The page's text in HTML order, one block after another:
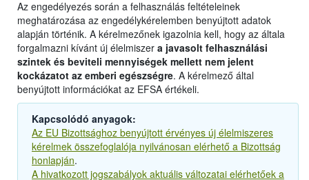
Az engedélyezés során a felhasználás feltételeinek
meghatározása az engedélykérelemben benyújtott adatok
alapján történik. A kérelmezőnek igazolnia kell, hogy az általa
forgalmazni kívánt új élelmiszer a javasolt felhasználási
szintek és beviteli mennyiségek mellett nem jelent
kockázatot az emberi egészségre. A kérelmező által
benyújtott információkat az EFSA értékeli.
Kapcsolódó anyagok:
Az EU Bizottsághoz benyújtott érvényes új élelmiszeres
kérelmek összefoglalója nyilvánosan elérhető a Bizottság
honlapján.
A hivatkozott jogszabályok aktuális változatai elérhetőek a